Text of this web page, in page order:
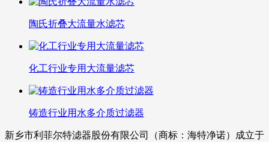
陶氏折叠大流量水滤芯
化工行业专用大流量滤芯
铸造行业用水多介质过滤器
新乡市利菲尔特滤器股份有限公司（商标：海特净诺）成立于